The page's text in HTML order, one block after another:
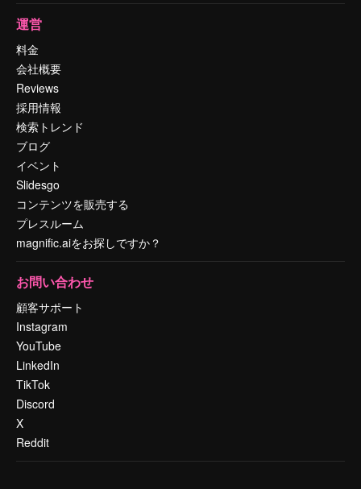
運営
料金
会社概要
Reviews
採用情報
検索トレンド
ブログ
イベント
Slidesgo
コンテンツを販売する
プレスルーム
magnific.aiをお探しですか？
お問い合わせ
顧客サポート
Instagram
YouTube
LinkedIn
TikTok
Discord
X
Reddit